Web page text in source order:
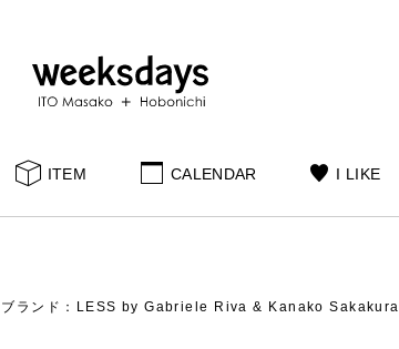
ITEM CALENDAR I LIKE
ブランド：LESS by Gabriele Riva & Kanako Sakakura